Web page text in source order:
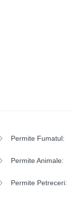
Permite Fumatul:
Permite Animale:
Permite Petreceri: